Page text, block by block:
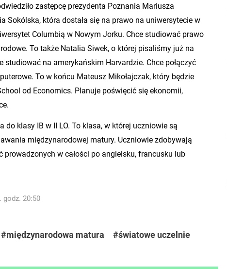
zastępcę prezydenta Poznania Mariusza
Sokólska, która dostała się na prawo na uniwersytecie w
Columbią w Nowym Jorku. Chce studiować prawo
To także Natalia Siwek, o której pisaliśmy już na
studiować na amerykańskim Harvardzie. Chce połączyć
To w końcu Mateusz Mikołajczak, który będzie
od Economics. Planuje poświęcić się ekonomii,
do klasy IB w II LO. To klasa, w której uczniowie są
międzynarodowej matury. Uczniowie zdobywają
prowadzonych w całości po angielsku, francusku lub
godz. 20:50
#międzynarodowa matura
#światowe uczelnie